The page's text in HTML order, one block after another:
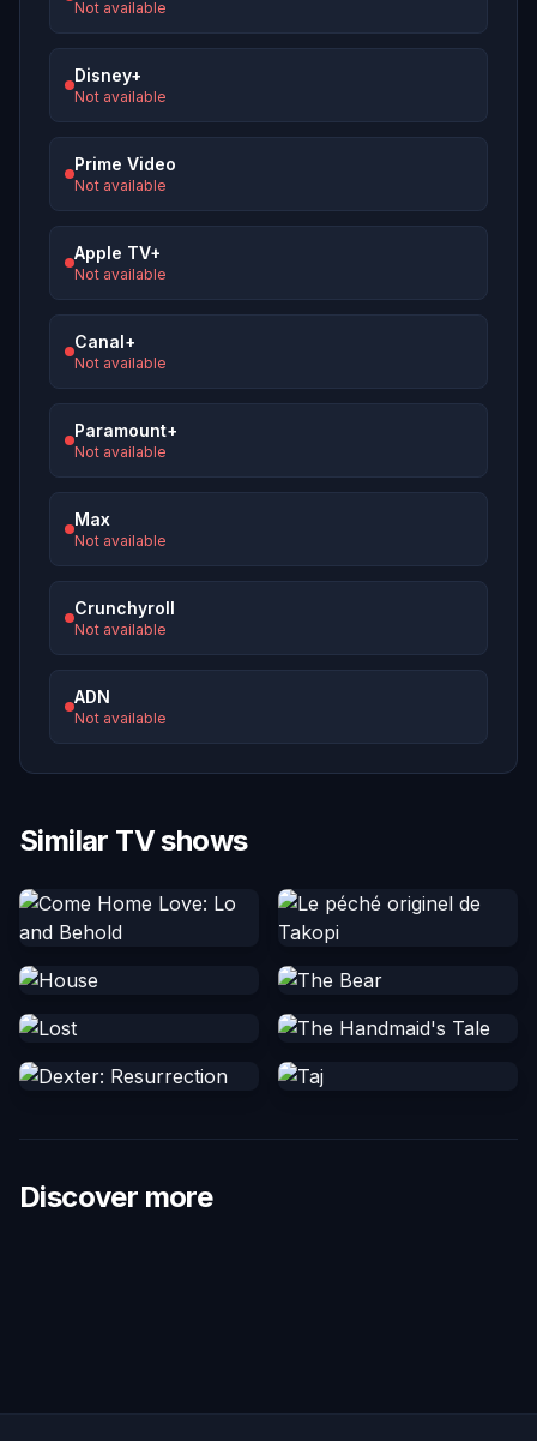
Not available
Disney+
Not available
Prime Video
Not available
Apple TV+
Not available
Canal+
Not available
Paramount+
Not available
Max
Not available
Crunchyroll
Not available
ADN
Not available
Similar TV shows
Discover more